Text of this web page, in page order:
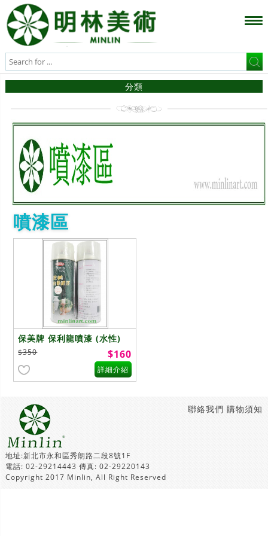
分類
噴漆區
保美牌 保利龍噴漆 (水性)
$350 $160
詳細介紹
購物須知
聯絡我們
地址:新北市永和區秀朗路二段8號1F
電話: 02-29214443 傳真: 02-29220143
Copyright 2017 Minlin, All Right Reserved